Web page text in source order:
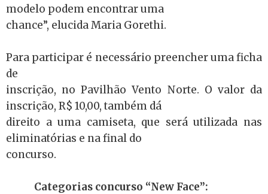
modelo podem encontrar uma
chance”, elucida Maria Gorethi.
Para participar é necessário preencher uma ficha
de
inscrição, no Pavilhão Vento Norte. O valor da
inscrição, R$ 10,00, também dá
direito a uma camiseta, que será utilizada nas
eliminatórias e na final do
concurso.
Categorias concurso “New Face”: